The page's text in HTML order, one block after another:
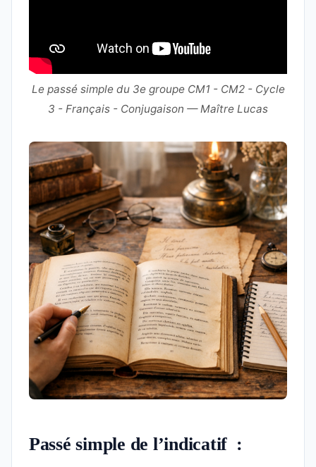
Le passé simple du 3e groupe CM1 - CM2 - Cycle
3 - Français - Conjugaison — Maître Lucas
Passé simple de l’indicatif :